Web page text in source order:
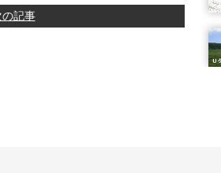
の記事